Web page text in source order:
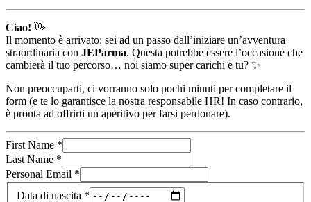
Ciao! 👋
Il momento è arrivato: sei ad un passo dall’iniziare un’avventura
straordinaria con JEParma. Questa potrebbe essere l’occasione che
cambierà il tuo percorso… noi siamo super carichi e tu? ✨
Non preoccuparti, ci vorranno solo pochi minuti per completare il
form (e te lo garantisce la nostra responsabile HR! In caso contrario,
è pronta ad offrirti un aperitivo per farsi perdonare).
First Name *
Last Name *
Personal Email *
Data di nascita *